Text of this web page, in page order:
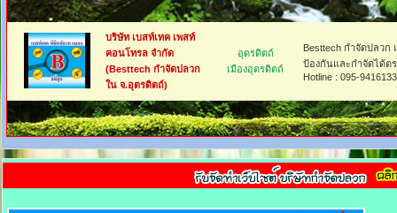
บริษัท เบสท์เทค เพสท์
คอนโทรล จำกัด
(Besttech กำจัดปลวก
ใน จ.อุตรดิตถ์)
อุตรดิตถ์
เมืองอุตรดิตถ์
Besttech กำจัดปลวก
ป้องกันและกำจัดได้ต
Hotline : 095-